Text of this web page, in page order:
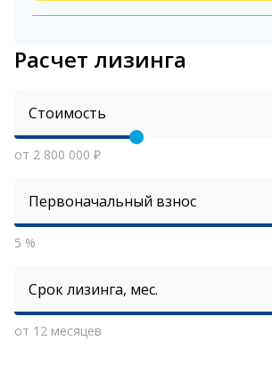
Расчет лизинга
Стоимость
от 2 800 000 ₽
Первоначальный взнос
5 %
Срок лизинга, мес.
от 12 месяцев